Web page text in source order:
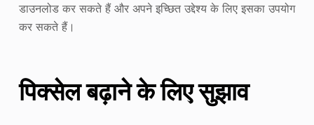
डाउनलोड कर सकते हैं और अपने इच्छित उद्देश्य के लिए इसका उपयोग
कर सकते हैं।
पिक्सेल बढ़ाने के लिए सुझाव